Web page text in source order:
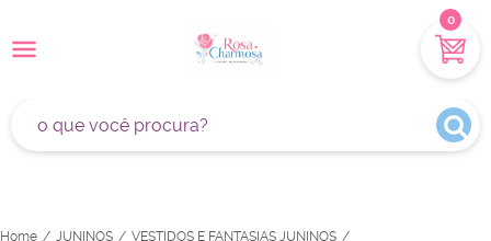
0
Home JUNINOS
VESTIDOS E FANTASIAS JUNINOS